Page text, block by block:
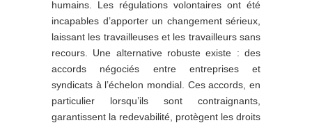
humains. Les régulations volontaires ont été
incapables d’apporter un changement sérieux,
laissant les travailleuses et les travailleurs sans
recours. Une alternative robuste existe : des
accords négociés entre entreprises et
syndicats à l’échelon mondial. Ces accords, en
particulier lorsqu’ils sont contraignants,
garantissent la redevabilité, protègent les droits